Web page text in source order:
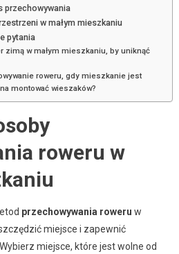
przechowywania
w małym mieszkaniu
pytania
zimą w małym mieszkaniu, by uniknąć
roweru, gdy mieszkanie jest
montować wieszaków?
roweru w
przechowywania roweru w
miejsce i zapewnić
miejsce, które jest wolne od